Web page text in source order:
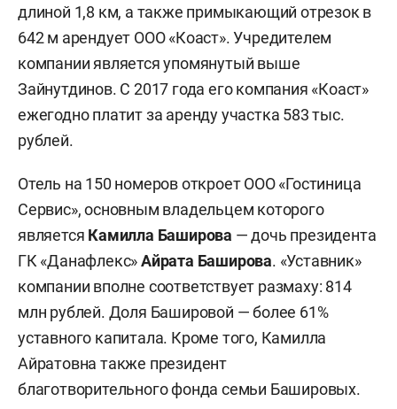
длиной 1,8 км, а также примыкающий отрезок в
642 м арендует ООО «Коаст». Учредителем
компании является упомянутый выше
Зайнутдинов. С 2017 года его компания «Коаст»
ежегодно платит за аренду участка 583 тыс.
рублей.
Отель на 150 номеров откроет ООО «Гостиница
Сервис», основным владельцем которого
является Камилла Баширова — дочь президента
ГК «Данафлекс»Айрата Баширова. «Уставник»
компании вполне соответствует размаху: 814
млн рублей. Доля Башировой — более 61%
уставного капитала. Кроме того, Камилла
Айратовна также президент
благотворительного фонда семьи Башировых.